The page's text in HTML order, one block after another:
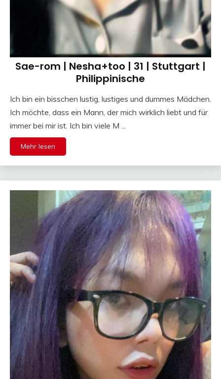
Sae-rom | Nesha+too | 31 | Stuttgart |
Philippinische
Ich bin ein bisschen lustig, lustiges und dummes Mädchen.
Ich möchte, dass ein Mann, der mich wirklich liebt und für
immer bei mir ist. Ich bin viele M ...
Mehr lesen